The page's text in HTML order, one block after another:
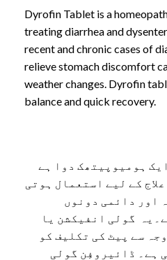
Dyrofin Tablet is a
treating diarrhea and
recent and chronic cases of
relieve stomach discomfort
weather changes. Dyrofin
balance and quick recovery.
ہومیوپیتھک دوا ہے
کے لیے استعمال ہوتی
اور دائمی دونوں
گولی انفیکشن یا
سے پیٹ کی تکلیف کو
ہے۔ ڈائیروفِن گولی